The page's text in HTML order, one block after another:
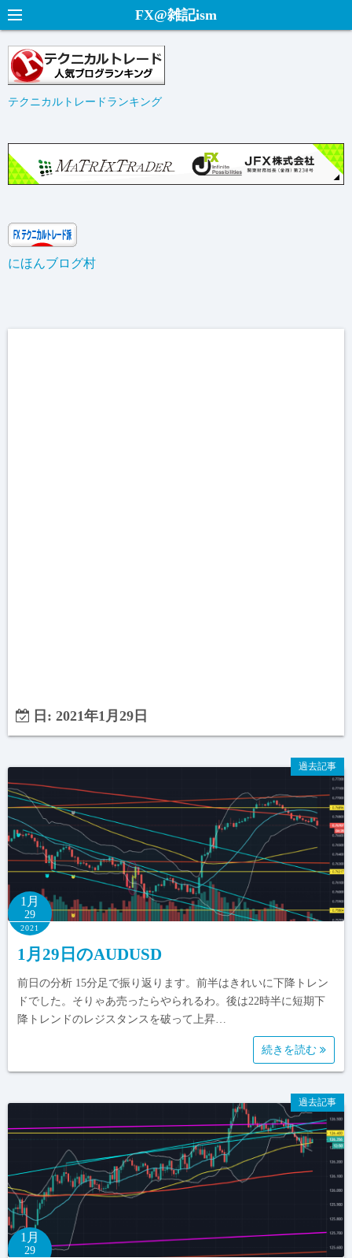
コ
ン
テ
ン
へ
キ
ッ
FX@雑記ism
テクニカルトレードランキング
にほんブログ村
日: 2021年1月29日
過去記事
1月
29
2021
1月29日のAUDUSD
前日の分析 15分足で振り返ります。前半はきれいに下降トレン
ドでした。そりゃあ売ったらやられるわ。後は22時半に短期下
降トレンドのレジスタンスを破って上昇…
続きを読む
過去記事
1月
29